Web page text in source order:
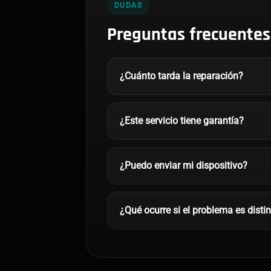
DUDAS
Preguntas frecuentes
¿Cuánto tarda la reparación?
¿Este servicio tiene garantía?
¿Puedo enviar mi dispositivo?
¿Qué ocurre si el problema es